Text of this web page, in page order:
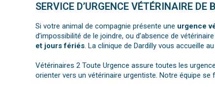
SERVICE D’URGENCE VÉTÉRINAIRE DE
Si votre animal de compagnie présente une urgence
d’impossibilité de le joindre, ou d’absence de
et jours fériés. La clinique de Dardilly vous accueille au
Vétérinaires 2 Toute Urgence assure toutes les
orienter vers un vétérinaire urgentiste. Notre équipe se